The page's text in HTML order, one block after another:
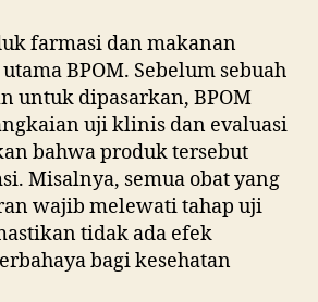
farmasi dan makanan
BPOM. Sebelum sebuah
untuk dipasarkan, BPOM
uji klinis dan evaluasi
bahwa produk tersebut
Misalnya, semua obat yang
wajib melewati tahap uji
tidak ada efek
bagi kesehatan